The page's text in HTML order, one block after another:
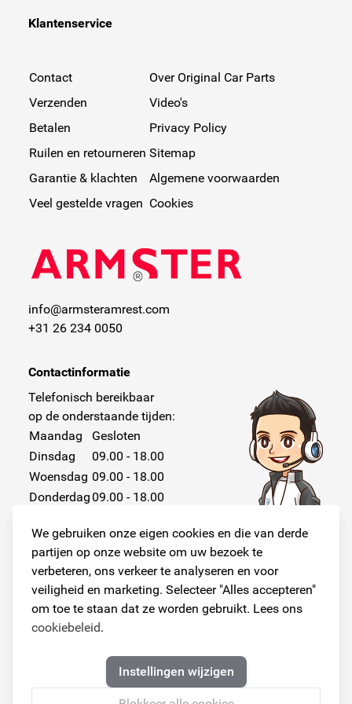
We gebruiken onze eigen cookies en die van derde
partijen op onze website om uw bezoek te
verbeteren, ons verkeer te analyseren en voor
veiligheid en marketing. Selecteer "Alles accepteren"
om toe te staan dat ze worden gebruikt. Lees ons
cookiebeleid.
Instellingen wijzigen
Klantenservice
Contact
Verzenden
Betalen
Ruilen en retourneren
Garantie & klachten
Veel gestelde vragen
Over Original Car Parts
Video's
Privacy Policy
Sitemap
Algemene voorwaarden
Cookies
info@armsteramrest.com
+31 26 234 0050
Contactinformatie
Telefonisch bereikbaar
op de onderstaande tijden:
Maandag
Gesloten
Dinsdag
09.00 - 18.00
Woensdag 09.00 - 18.00
Donderdag 09.00 - 18.00
Zaterdag
Gesloten
Zondag
Gesloten
Volg ons!